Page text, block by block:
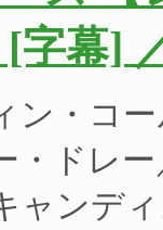
字幕]
ン・コ
・ドレ
ャンデ